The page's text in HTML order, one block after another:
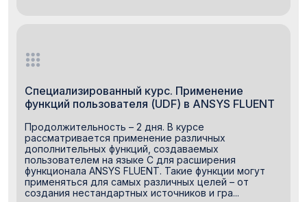
Специализированный курс. Применение
функций пользователя (UDF) в ANSYS FLUENT
Продолжительность – 2 дня. В курсе
рассматривается применение различных
дополнительных функций, создаваемых
пользователем на языке C для расширения
функционала ANSYS FLUENT. Такие функции могут
применяться для самых различных целей – от
создания нестандартных источников и гра...